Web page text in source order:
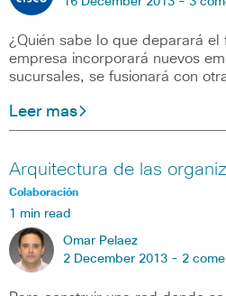
¿Quién sabe lo que deparará el
empresa incorporará nuevos
sucursales, se fusionará con
Leer mas
Arquitectura de las
Colaboración
1 min read
Omar Pelaez
2 December 2013 - 2